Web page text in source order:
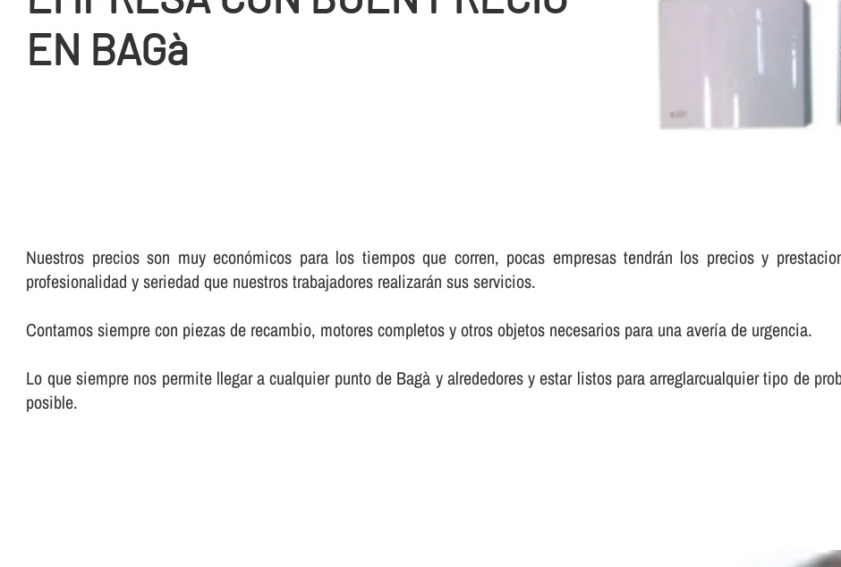
EN BAGà
Nuestros precios son muy económicos para los tiempos que corren, pocas empresas tendrán los precios y
profesionalidad y seriedad que nuestros trabajadores realizarán sus servicios.
Contamos siempre con piezas de recambio, motores completos y otros objetos necesarios para una averí­a de urgencia.
Lo que siempre nos permite llegar a cualquier punto de Bagà y alrededores y estar listos para arreglarcualquier tipo de
posible.